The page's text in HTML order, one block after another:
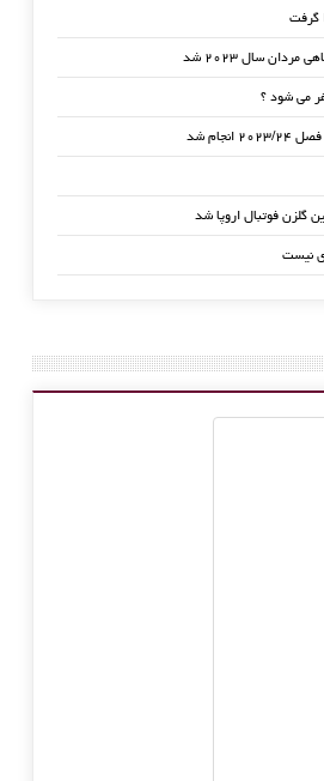
گرفت
سال ۲۰۲۳ شد
می شود ؟
شد
گلزن فوتبال اروپا شد
نیست